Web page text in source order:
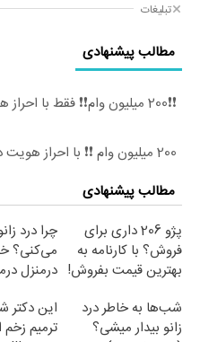
تبلیغات
مطالب پیشنهادی
❗❗200 میلیون وام❗❗ فقط با احراز هویت
200 میلیون وام ❗❗ با احراز هویت در آبان تتر
مطالب پیشنهادی
پژو 206 داری برای
فروش؟ با کارنامه به
بهترین قیمت بفروش!
چرا درد
می‌کنی؟
درمنزل
شب‌ها به خاطر درد
زانو بیدار میشی؟
این دکتر
ترمیم زخم